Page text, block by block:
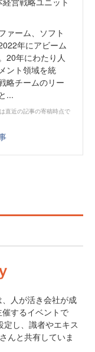
ァーム、ソフト
年にアビーム
20年にわたり人
ント領域を統
略チームのリー
...
直近の記事の寄稿時点で
人が活き会社が成
するイベントで
し、識者やエキス
んと共有していま